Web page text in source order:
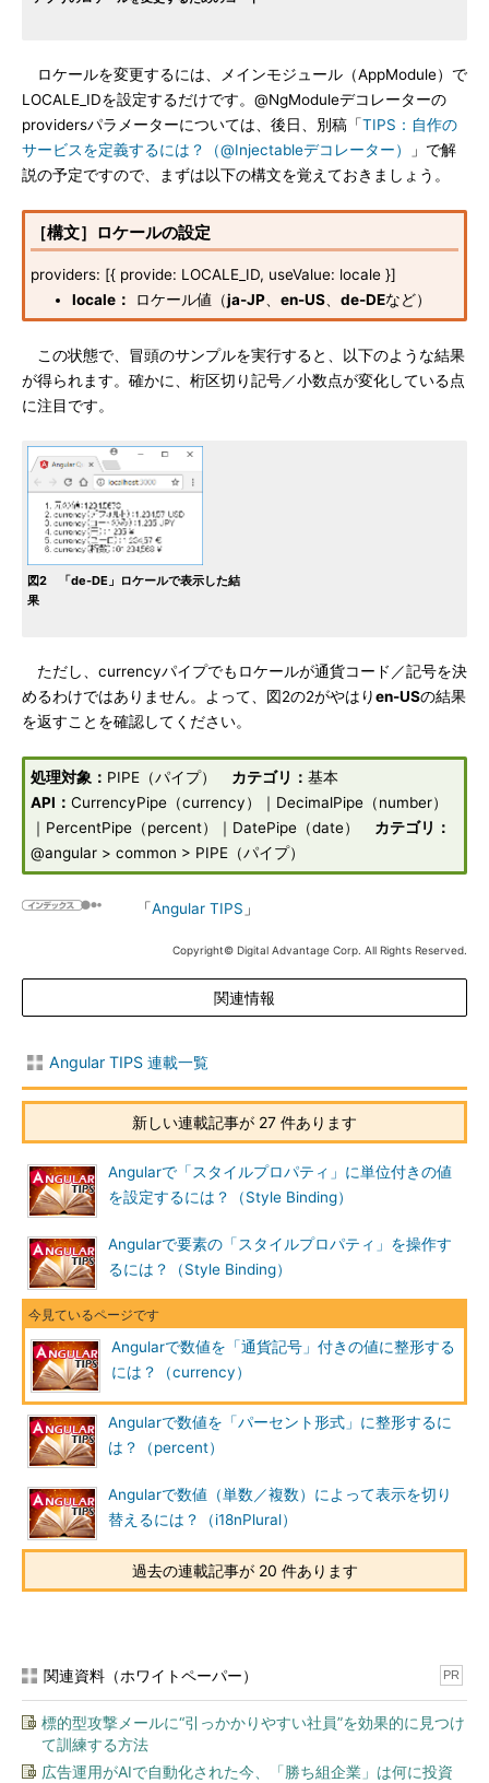
ロケールを変更するには、メインモジュール（AppModule）で
LOCALE_IDを設定するだけです。@NgModuleデコレーターの
providersパラメーターについては、後日、別稿「TIPS：自作の
サービスを定義するには？（@Injectableデコレーター）
」で解
説の予定ですので、まずは以下の構文を覚えておきましょう。
［構文］ロケールの設定
providers: [{ provide: LOCALE_ID, useValue: locale }]
locale：
ロケール値（ja-JP en-US de-DEなど）
この状態で、冒頭のサンプルを実行すると、以下のような結果
が得られます。確かに、桁区切り記号／小数点が変化している点
に注目です。
図2 「de-DE」ロケールで表示した結
果
ただし、currencyパイプでもロケールが通貨コード／記号を決
めるわけではありません。よって、図2の2がやはりen-USの結果
を返すことを確認してください。
処理対象： PIPE（パイプ） カテゴリ： 基本
API： CurrencyPipe（currency）｜DecimalPipe（number）
｜PercentPipe（percent）｜DatePipe（date） カテゴリ：
@angular > common > PIPE（パイプ）
「Angular TIPS 」
Copyright© Digital Advantage Corp. All Rights Reserved.
関連情報
Angular TIPS 連載一覧
新しい連載記事が 27 件あります
Angularで「スタイルプロパティ」に単位付きの値
を設定するには？（Style Binding）
Angularで要素の「スタイルプロパティ」を操作す
るには？（Style Binding）
Angularで数値を「通貨記号」付きの値に整形する
には？（currency）
Angularで数値を「パーセント形式」に整形するに
は？（percent）
Angularで数値（単数／複数）によって表示を切り
替えるには？（i18nPlural）
過去の連載記事が 20 件あります
関連資料（ホワイトペーパー） PR
標的型攻撃メールに“引っかかりやすい社員”を効果的に見つけ
て訓練する方法
広告運用がAIで自動化された今、「勝ち組企業」は何に投資